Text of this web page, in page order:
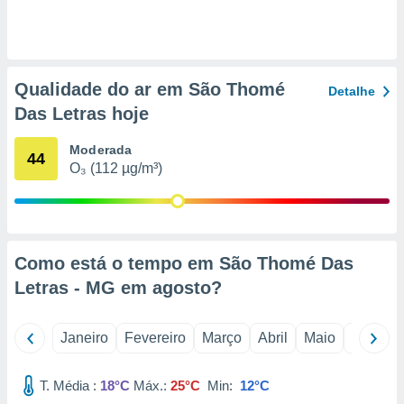
qualquer
em “
de
ou aceder
num
para
Qualidade do ar em São Thomé
Das Letras hoje
Detalhe
44 Moderada
O₃ (112 µg/m³)
Como está o tempo em São Thomé Das
Letras - MG em agosto?
Janeiro Fevereiro Março Abril Maio Junho
T. Média : 18°C Máx.: 25°C Min: 12°C